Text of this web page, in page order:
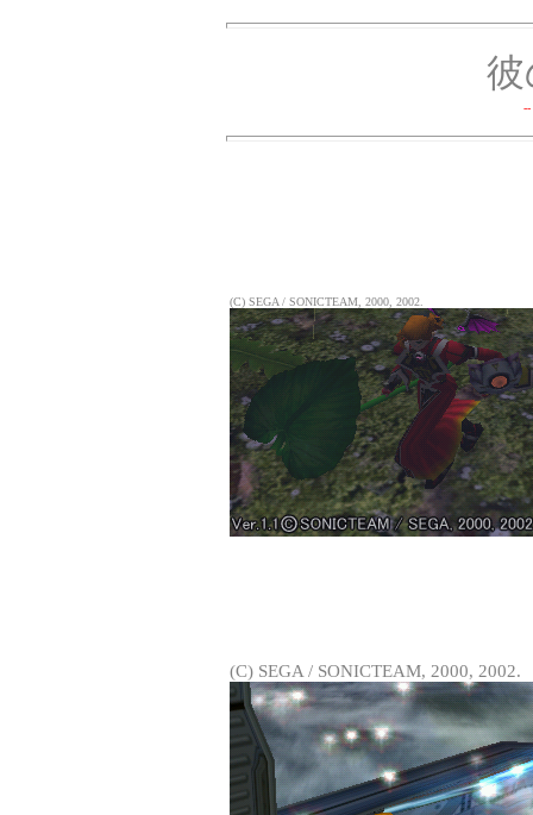
--
(C) SEGA / SONICTEAM, 2000, 2002.
(C) SEGA / SONICTEAM, 2000, 2002.